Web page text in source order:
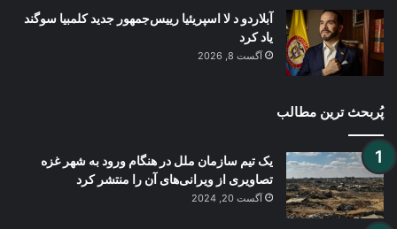
آبلاردو د لا اسپریئیا رییس‌جمهور جدید کلمبیا سوگند
یاد کرد
آگست 8, 2026
پُربحث ترین مطالب
یک تیم سازمان ملل در هنگام ورود به شهر غزه
تصاویری از ویرانی‌های آن را منتشر کرد
آگست 20, 2024